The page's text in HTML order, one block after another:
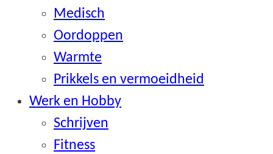
Medisch
Oordoppen
Warmte
Prikkels en vermoeidheid
Werk en Hobby
Schrijven
Fitness